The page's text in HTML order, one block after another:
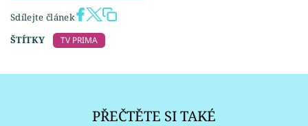
Sdílejte článek
ŠTÍTKY
TV PRIMA
PŘEČTĚTE SI TAKÉ